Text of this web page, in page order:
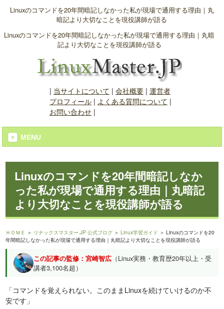
Linuxのコマンドを20年間暗記しなかった私が現場で通用する理由｜丸
暗記より大切なことを現役講師が語る
Linuxのコマンドを20年間暗記しなかった私が現場で通用する理由｜丸暗
記より大切なことを現役講師が語る
| 当サイトについて | 会社概要| 運営者
プロフィール| よくある質問について |
お問い合わせ|
MENU
Linuxのコマンドを20年間暗記しなか
った私が現場で通用する理由｜丸暗記
より大切なことを現役講師が語る
ＨＯＭＥ ＞ リナックスマスター.JP 公式ブログ ＞Linux学習ガイド ＞ Linuxのコマンドを20
年間暗記しなかった私が現場で通用する理由｜丸暗記より大切なことを現役講師が語る
この記事の監修：宮崎智広 （Linux実務・教育歴20年以上・受
講者3,100名超）
「コマンドを覚えられない。このままLinuxを続けていけるのか不
安です」